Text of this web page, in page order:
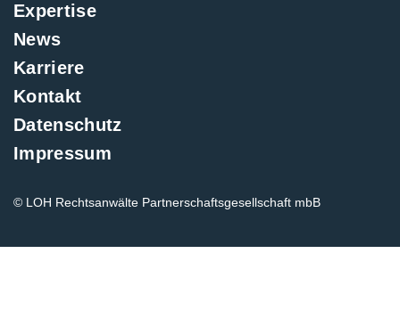
Expertise
News
Karriere
Kontakt
Datenschutz
Impressum
© LOH Rechtsanwälte Partnerschaftsgesellschaft mbB